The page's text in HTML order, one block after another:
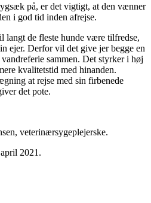
på, er det vigtigt, at den vænner
i god tid inden afrejse.
langt de fleste hunde være tilfredse,
ejer. Derfor vil det give jer begge en
sammen. Det styrker i høj
kvalitetstid med hinanden.
at rejse med sin firbenede
det pote.
veterinærsygeplejerske.
2021.